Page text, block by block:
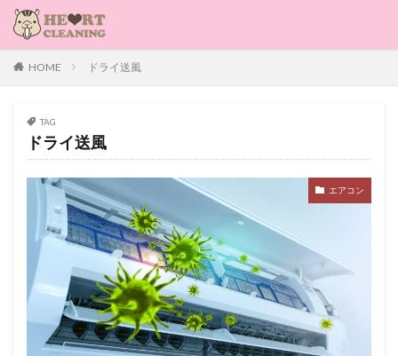
HOME ドライ送風
TAG
ドライ送風
エアコン